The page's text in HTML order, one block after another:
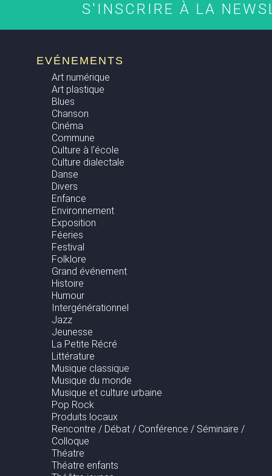
S'INSCRIRE À LA
EVÉNEMENTS
Art numérique
Art plastique
Blues
Chanson
Cinéma
Commune
Culture à l'école
Culture dialectale
Danse
Divers
Enfance
Environnement
Exposition
Féeries
Festival
Folklore
Grand événement
Histoire
Humour
Intergénérationnel
Jazz
Jeunesse
La Petite Récré
Littérature
Musique classique
Musique du monde
Musique et culture urbaine
Pop Rock
Produits locaux
Rencontre / Débat / Conférence / Séminaire /
Colloque
Théatre
Théatre enfants